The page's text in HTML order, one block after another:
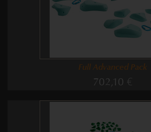
Full Advanced Pack
702,10 €